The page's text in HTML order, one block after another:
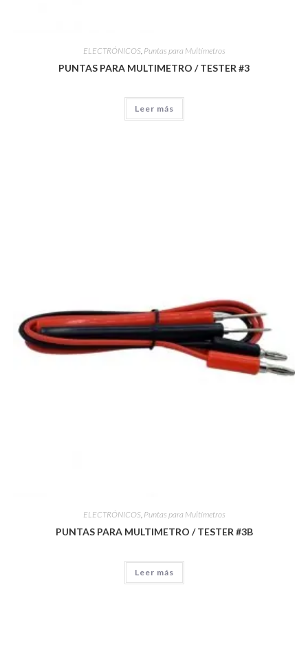
ELECTRÓNICOS, Puntas para Multímetros
PUNTAS PARA MULTIMETRO / TESTER #3
Leer más
ELECTRÓNICOS, Puntas para Multímetros
PUNTAS PARA MULTIMETRO / TESTER #3B
Leer más